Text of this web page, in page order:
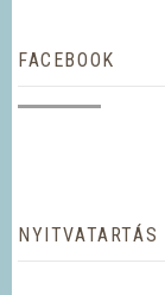
FACEBOOK
NYITVATARTÁS